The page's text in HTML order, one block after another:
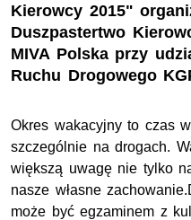
Kierowcy 2015"
Duszpastertwo
MIVA Polska przy
Ruchu Drogowego
Okres wakacyjny to czas
szczególnie na drogach.
większą uwagę nie tylko
nasze własne
może być egzaminem z